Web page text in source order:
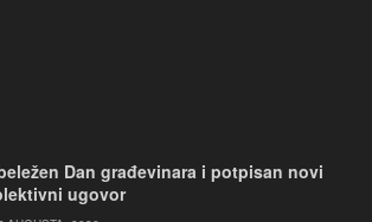
Dan građevinara i potpisan novi
ugovor